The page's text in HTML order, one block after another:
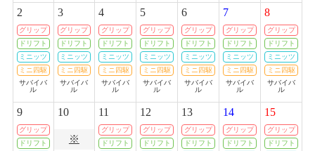
2019/02/04
TVアニメ「ガーリー・エアフォース」特別企画『グリペン役・森嶋優
花、プラモデル組み立て企画』！第7回
TVアニメ「ガーリー・エアフォース」特別企画『グリペン役・森嶋優
花、プラモデル組み立て企画』！第6回
2024サマーセール開催のお知らせ
2024/08/10(土)～2024/08/18(日)
カテゴリ：セール
【札幌店】RCボディ展示会を開催します！
2024/07/29(月)～2024/10/06(日)
カテゴリ：ラジコン
2
グリップ
ドリフト
ミニッツ
ミニ四駆
サバイバ
ル
3
グリップ
ドリフト
ミニッツ
ミニ四駆
サバイバ
ル
4
グリップ
ドリフト
ミニッツ
ミニ四駆
サバイバ
ル
5
グリップ
ドリフト
ミニッツ
ミニ四駆
サバイバ
ル
6
グリップ
ドリフト
ミニッツ
ミニ四駆
サバイバ
ル
7
グリップ
ドリフト
ミニッツ
ミニ四駆
サバイバ
ル
8
グリップ
ドリフト
ミニッツ
ミニ四駆
サバイバ
ル
9
グリップ
ドリフト
10
※
11
グリップ
ドリフト
12
グリップ
ドリフト
13
グリップ
ドリフト
14
グリップ
ドリフト
15
グリップ
ドリフト